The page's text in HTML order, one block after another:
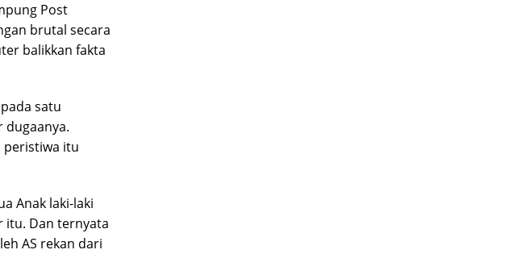
Post
brutal secara
balikkan fakta
satu
dugaanya.
peristiwa itu
Anak laki-laki
itu. Dan ternyata
AS rekan dari